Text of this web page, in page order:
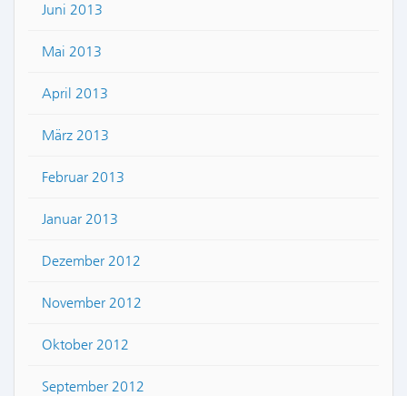
Juni 2013
Mai 2013
April 2013
März 2013
Februar 2013
Januar 2013
Dezember 2012
November 2012
Oktober 2012
September 2012